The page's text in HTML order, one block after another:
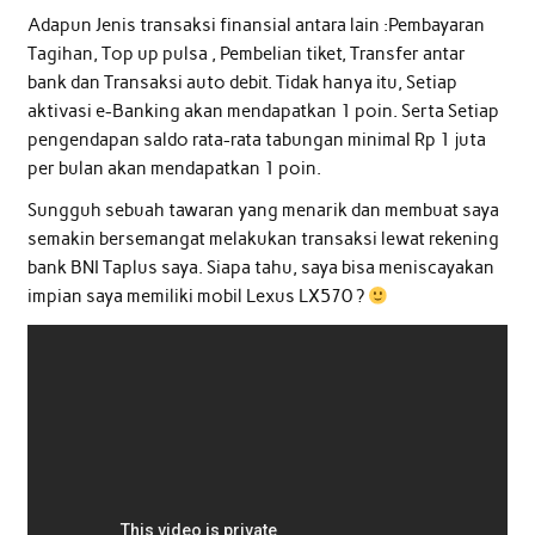
Adapun Jenis transaksi finansial antara lain :Pembayaran
Tagihan, Top up pulsa , Pembelian tiket, Transfer antar
bank dan Transaksi auto debit. Tidak hanya itu, Setiap
aktivasi e-Banking akan mendapatkan 1 poin. Serta Setiap
pengendapan saldo rata-rata tabungan minimal Rp 1 juta
per bulan akan mendapatkan 1 poin.
Sungguh sebuah tawaran yang menarik dan membuat saya
semakin bersemangat melakukan transaksi lewat rekening
bank BNI Taplus saya. Siapa tahu, saya bisa meniscayakan
impian saya memiliki mobil Lexus LX570 ?